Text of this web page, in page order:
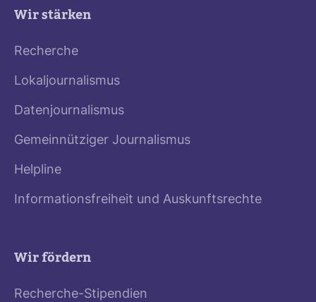
Wir stärken
Recherche
Lokaljournalismus
Datenjournalismus
Gemeinnütziger Journalismus
Helpline
Informationsfreiheit und Auskunftsrechte
Wir fördern
Recherche-Stipendien